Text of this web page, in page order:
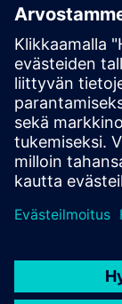
egy magasabb
Päivämäärät
Tällä hetkellä ei
Lisää itsesi
uusia
Aktivoi